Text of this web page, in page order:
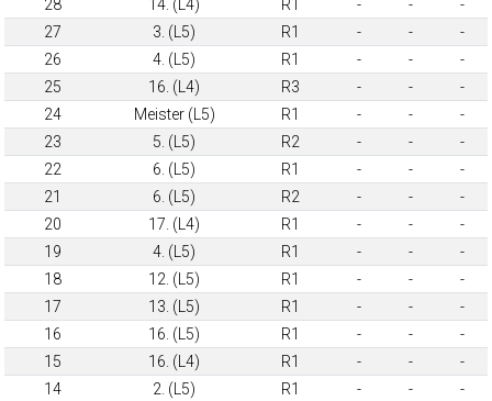
28
14. (L4) R1 - -
-
27
3. (L5) R1 - -
-
26
4. (L5) R1 - -
-
25
16. (L4) R3 - -
-
24
Meister (L5) R1 - -
-
23
5. (L5) R2 - -
-
22
6. (L5) R1 - -
-
21
6. (L5) R2 - -
-
20
17. (L4) R1 - -
-
19
4. (L5) R1 - -
-
18
12. (L5) R1 - -
-
17
13. (L5) R1 - -
-
16
16. (L5) R1 - -
-
15
16. (L4) R1 - -
-
14
2. (L5) R1 - -
-